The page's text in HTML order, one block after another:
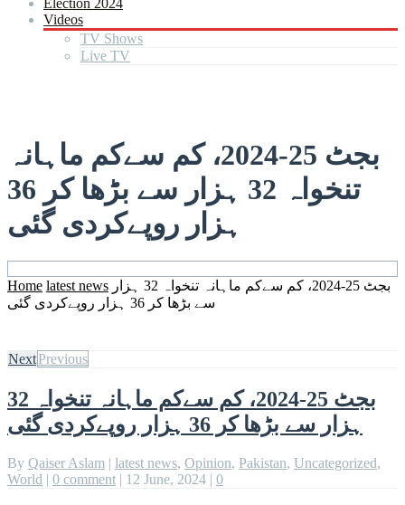
Election 2024
Videos
TV Shows
Live TV
بجٹ 25-2024، کم سےکم ماہانہ
تنخواہ 32 ہزار سے بڑھا کر 36
ہزار روپےکردی گئی
Home latest news بجٹ 25-2024، کم سےکم ماہانہ تنخواہ 32 ہزار
سے بڑھا کر 36 ہزار روپےکردی گئی
NextPrevious
بجٹ 25-2024، کم سےکم ماہانہ تنخواہ 32
ہزار سے بڑھا کر 36 ہزار روپےکردی گئی
By Qaiser Aslam | latest news, Opinion, Pakistan, Uncategorized,
World | 0 comment | 12 June, 2024 | 0